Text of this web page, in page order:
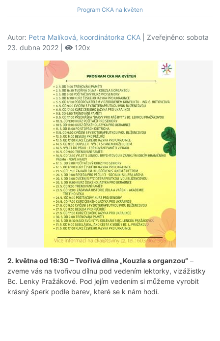
Program CKA na květen
Autor: Petra Malíková, koordinátorka CKA | Zveřejněno: sobota
23. dubna 2022 |
120x
2. května od 16:30 – Tvořivá dílna „Kouzla s organzou“ –
zveme vás na tvořivou dílnu pod vedením lektorky, vizážistky
Bc. Lenky Pražákové. Pod jejím vedením si můžeme vyrobit
krásný šperk podle barev, které se k nám hodí.